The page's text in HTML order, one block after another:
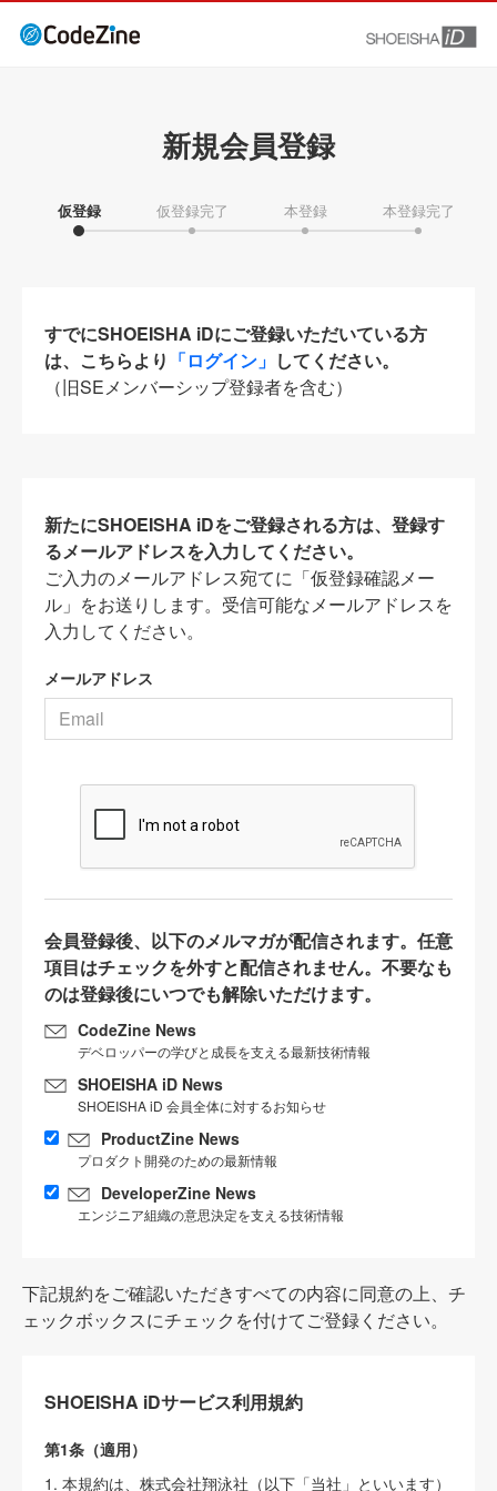
新規会員登録
仮登録 仮登録完了 本登録 本登録完了
すでにSHOEISHA iDにご登録いただいている方
は、こちらより 「ログイン」 してください。
（旧SEメンバーシップ登録者を含む）
新たにSHOEISHA iDをご登録される方は、登録す
るメールアドレスを入力してください。
ご入力のメールアドレス宛てに「仮登録確認メー
ル」をお送りします。受信可能なメールアドレスを
入力してください。
メールアドレス
会員登録後、以下のメルマガが配信されます。任意
項目はチェックを外すと配信されません。不要なも
のは登録後にいつでも解除いただけます。
CodeZine News
デベロッパーの学びと成長を支える最新技術情報
SHOEISHA iD News
SHOEISHA iD 会員全体に対するお知らせ
ProductZine News
プロダクト開発のための最新情報
DeveloperZine News
エンジニア組織の意思決定を支える技術情報
下記規約をご確認いただきすべての内容に同意の上、チ
ェックボックスにチェックを付けてご登録ください。
SHOEISHA iDサービス利用規約
第1条（適用）
1. 本規約は、株式会社翔泳社（以下「当社」といいます）